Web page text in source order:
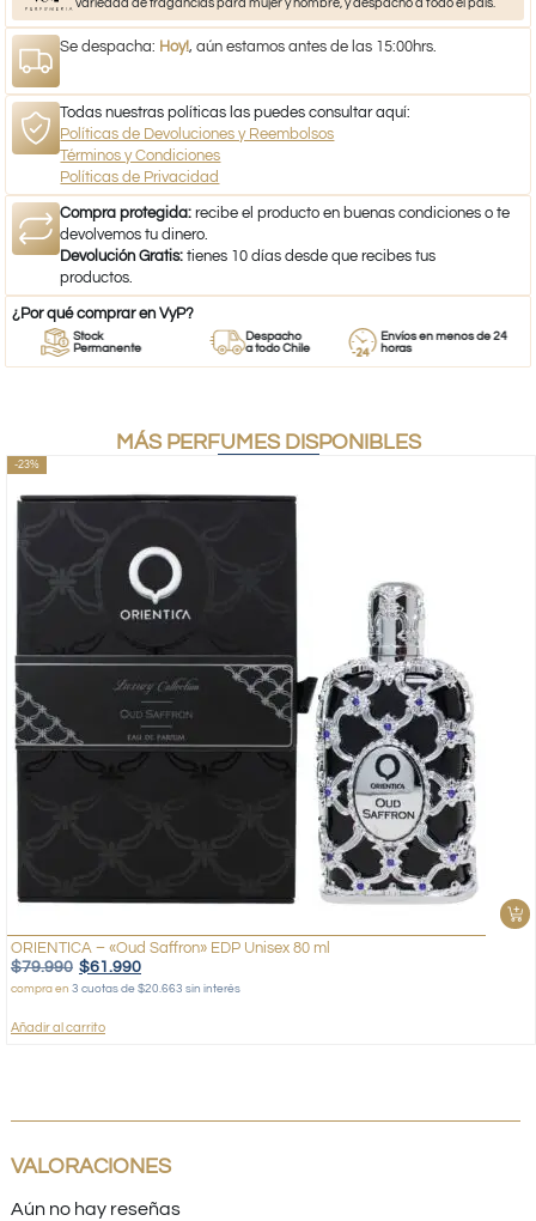
variedad de fragancias para mujer y hombre, y despacho a todo el país.
Se despacha: Hoy!, aún estamos antes de las 15:00hrs.
Todas nuestras políticas las puedes consultar aquí:
Políticas de Devoluciones y Reembolsos
Términos y Condiciones
Políticas de Privacidad
Compra protegida: recibe el producto en buenas condiciones o te
devolvemos tu dinero.
Devolución Gratis: tienes 10 días desde que recibes tus
productos.
¿Por qué comprar en VyP?
Stock
Permanente
Despacho
a todo Chile
Envíos en menos de 24
horas
MÁS PERFUMES DISPONIBLES
-23%
ORIENTICA – «Oud Saffron» EDP Unisex 80 ml
$79.990 $61.990
compra en 3 cuotas de $20.663 sin interés
Añadir al carrito
VALORACIONES
Aún no hay reseñas